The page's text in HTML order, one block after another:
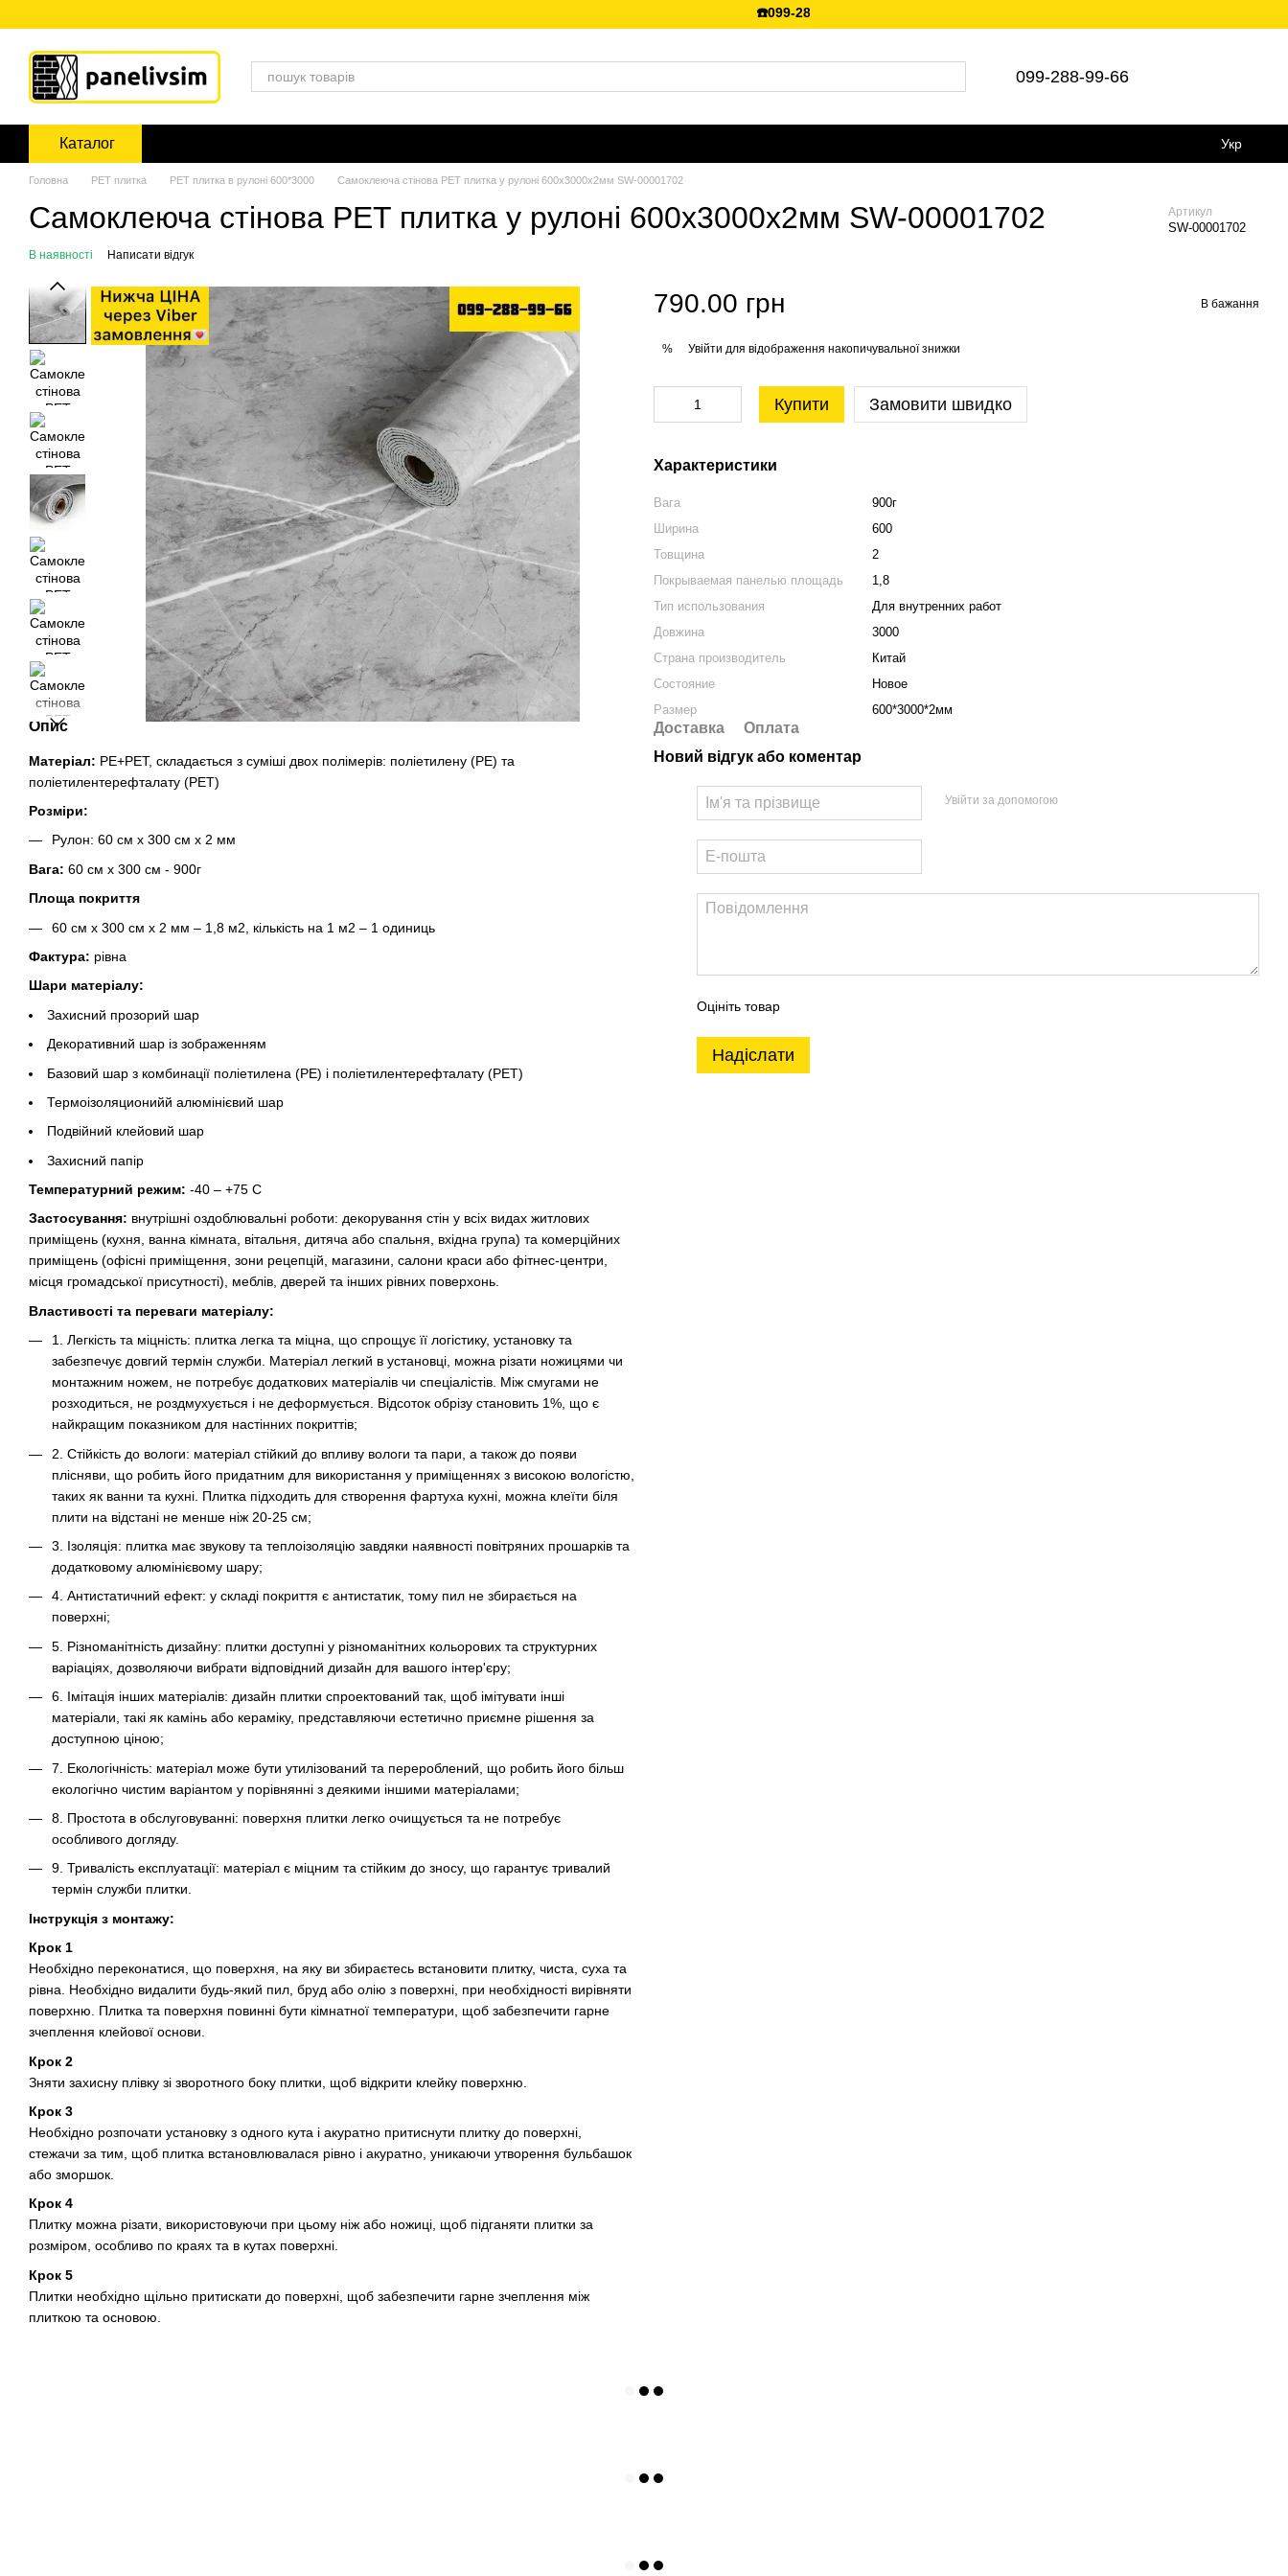
☎️099-288-99-66 💵Є післяплата 🚛Укр/Нова пошта
099-288-99-66
Каталог Укр
Головна PЕT плитка PET плитка в рулоні 600*3000 Самоклеюча стінова PET плитка у рулоні 600х3000х2мм SW-00001702
Самоклеюча стінова PET плитка у рулоні 600х3000х2мм SW-00001702 Артикул
SW-00001702
В наявності Написати відгук
Опис
Матеріал: PE+PET, складається з суміші двох полімерів: поліетилену (PE) та
поліетилентерефталату (PET)
Розміри:
Рулон: 60 см х 300 см х 2 мм
Вага: 60 см х 300 см - 900г
Площа покриття
60 см х 300 см х 2 мм – 1,8 м2, кількість на 1 м2 – 1 одиниць
Фактура: рівна
Шари матеріалу:
Захисний прозорий шар
Декоративний шар із зображенням
Базовий шар з комбинації поліетилена (PE) і поліетилентерефталату (PET)
Термоізоляционийй алюмінієвий шар
Подвійний клейовий шар
Захисний папір
Температурний режим: -40 – +75 С
Застосування: внутрішні оздоблювальні роботи: декорування стін у всіх видах житлових
приміщень (кухня, ванна кімната, вітальня, дитяча або спальня, вхідна група) та комерційних
приміщень (офісні приміщення, зони рецепцій, магазини, салони краси або фітнес-центри,
місця громадської присутності), меблів, дверей та інших рівних поверхонь.
Властивості та переваги матеріалу:
1. Легкість та міцність: плитка легка та міцна, що спрощує її логістику, установку та
забезпечує довгий термін служби. Матеріал легкий в установці, можна різати ножицями чи
монтажним ножем, не потребує додаткових матеріалів чи спеціалістів. Між смугами не
розходиться, не роздмухується і не деформується. Відсоток обрізу становить 1%, що є
найкращим показником для настінних покриттів;
2. Стійкість до вологи: матеріал стійкий до впливу вологи та пари, а також до появи
плісняви, що робить його придатним для використання у приміщеннях з високою вологістю,
таких як ванни та кухні. Плитка підходить для створення фартуха кухні, можна клеїти біля
плити на відстані не менше ніж 20-25 см;
3. Ізоляція: плитка має звукову та теплоізоляцію завдяки наявності повітряних прошарків та
додатковому алюмінієвому шару;
4. Антистатичний ефект: у складі покриття є антистатик, тому пил не збирається на
поверхні;
5. Різноманітність дизайну: плитки доступні у різноманітних кольорових та структурних
варіаціях, дозволяючи вибрати відповідний дизайн для вашого інтер'єру;
6. Імітація інших матеріалів: дизайн плитки спроектований так, щоб імітувати інші
матеріали, такі як камінь або кераміку, представляючи естетично приємне рішення за
доступною ціною;
7. Екологічність: матеріал може бути утилізований та перероблений, що робить його більш
екологічно чистим варіантом у порівнянні з деякими іншими матеріалами;
8. Простота в обслуговуванні: поверхня плитки легко очищується та не потребує
особливого догляду.
9. Тривалість експлуатації: матеріал є міцним та стійким до зносу, що гарантує тривалий
термін служби плитки.
Інструкція з монтажу:
Крок 1
Необхідно переконатися, що поверхня, на яку ви збираєтесь встановити плитку, чиста, суха та
рівна. Необхідно видалити будь-який пил, бруд або олію з поверхні, при необхідності вирівняти
поверхню. Плитка та поверхня повинні бути кімнатної температури, щоб забезпечити гарне
зчеплення клейової основи.
Крок 2
Зняти захисну плівку зі зворотного боку плитки, щоб відкрити клейку поверхню.
Крок 3
Необхідно розпочати установку з одного кута і акуратно притиснути плитку до поверхні,
стежачи за тим, щоб плитка встановлювалася рівно і акуратно, уникаючи утворення бульбашок
або зморшок.
Крок 4
Плитку можна різати, використовуючи при цьому ніж або ножиці, щоб підганяти плитки за
розміром, особливо по краях та в кутах поверхні.
Крок 5
Плитки необхідно щільно притискати до поверхні, щоб забезпечити гарне зчеплення між
плиткою та основою.
790.00 грн В бажання
% Увійти для відображення накопичувальної знижки
Купити Замовити швидко
Характеристики
Вага
900г
Ширина
600
Товщина
2
Покрываемая панелью площадь
1,8
Тип использования
Для внутренних работ
Довжина
3000
Страна производитель
Китай
Состояние
Новое
Размер
600*3000*2мм
Доставка
Оплата
Новий відгук або коментар
Увійти за допомогою
Оцініть товар
Надіслати